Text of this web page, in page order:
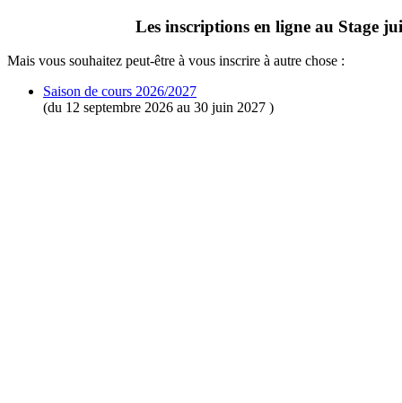
Les inscriptions en ligne au Stage
Mais vous souhaitez peut-être à vous inscrire à autre chose :
Saison de cours 2026/2027
(du 12 septembre 2026 au 30 juin 2027 )